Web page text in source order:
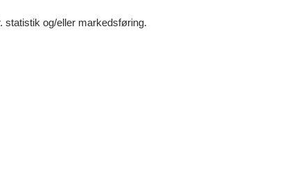
I kan
eksempel
hvor I kan lære
eller
brusen. For de
dag med en
Furreby er
og/eller markedsføring.